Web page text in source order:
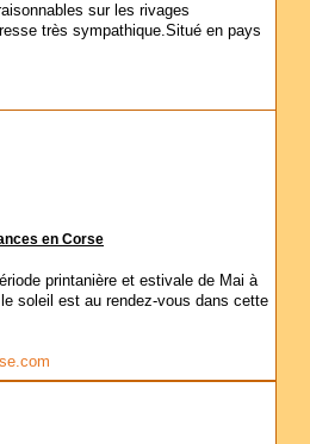
sur les rivages
très sympathique.Situé en pays
en Corse
printanière et estivale de Mai à
soleil est au rendez-vous dans cette